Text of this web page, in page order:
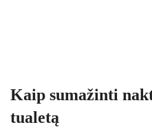
Kaip sumažinti
tualetą